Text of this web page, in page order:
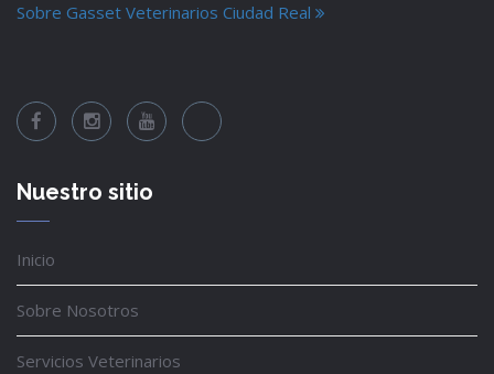
Sobre Gasset Veterinarios Ciudad Real
Nuestro sitio
Inicio
Sobre Nosotros
Servicios Veterinarios